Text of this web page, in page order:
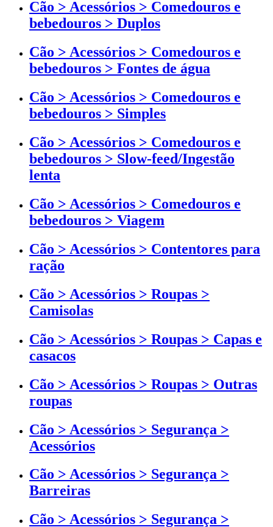
Cão > Acessórios > Comedouros e
bebedouros > Duplos
Cão > Acessórios > Comedouros e
bebedouros > Fontes de água
Cão > Acessórios > Comedouros e
bebedouros > Simples
Cão > Acessórios > Comedouros e
bebedouros > Slow-feed/Ingestão
lenta
Cão > Acessórios > Comedouros e
bebedouros > Viagem
Cão > Acessórios > Contentores para
ração
Cão > Acessórios > Roupas >
Camisolas
Cão > Acessórios > Roupas > Capas e
casacos
Cão > Acessórios > Roupas > Outras
roupas
Cão > Acessórios > Segurança >
Acessórios
Cão > Acessórios > Segurança >
Barreiras
Cão > Acessórios > Segurança >